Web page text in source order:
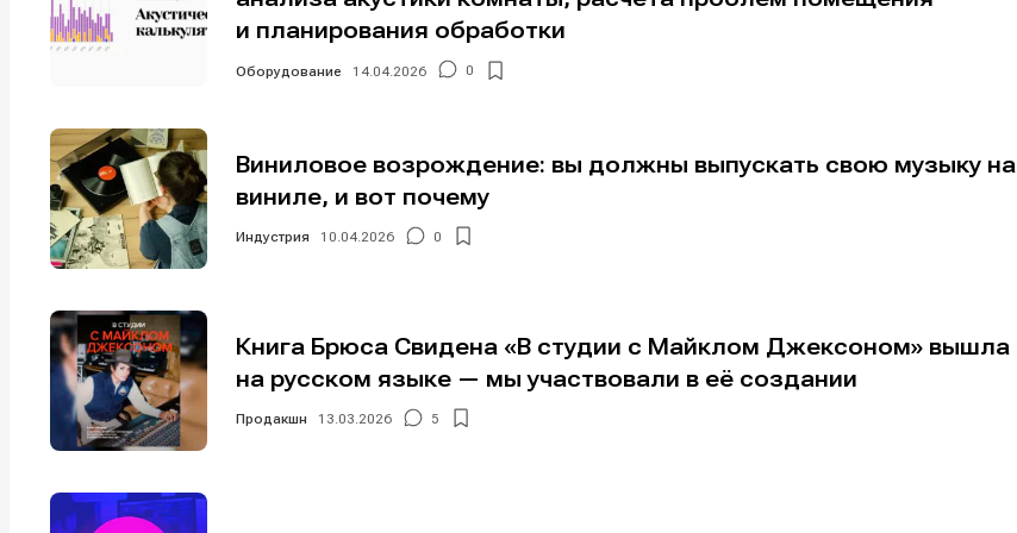
и планирования обработки
Оборудование 14.04.2026 0
Виниловое возрождение: вы должны выпускать свою музыку на
виниле, и вот почему
Индустрия 10.04.2026 0
Книга Брюса Свидена «В студии с Майклом Джексоном» вышла
на русском языке — мы участвовали в её создании
Продакшн 13.03.2026 5